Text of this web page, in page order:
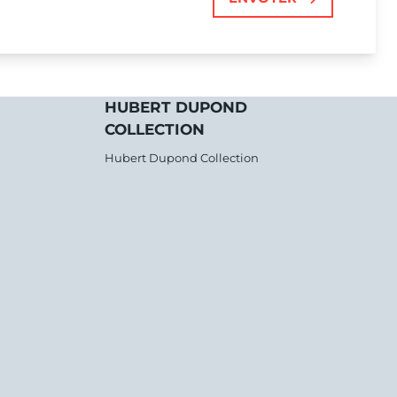
HUBERT DUPOND
COLLECTION
Hubert Dupond Collection